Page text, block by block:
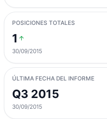
POSICIONES TOTALES
1
30/09/2015
ÚLTIMA FECHA DEL INFORME
Q3 2015
30/09/2015